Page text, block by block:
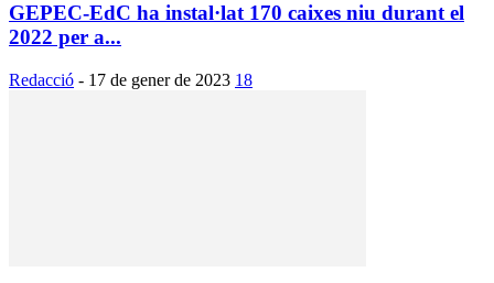
GEPEC-EdC ha instal·lat 170 caixes niu durant el
2022 per a...
Redacció - 17 de gener de 2023 18